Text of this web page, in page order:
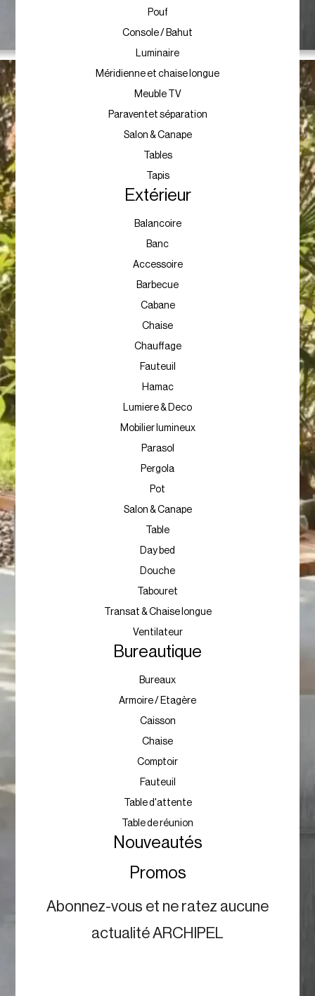
Pouf
Console / Bahut
Luminaire
Méridienne et chaise longue
Meuble TV
Paraventet séparation
Salon & Canape
Tables
Tapis
Extérieur
Balancoire
Banc
Accessoire
Barbecue
Cabane
Chaise
Chauffage
Fauteuil
Hamac
Lumiere & Deco
Mobilier lumineux
Parasol
Pergola
Pot
Salon & Canape
Table
Day bed
Douche
Tabouret
Transat & Chaise longue
Ventilateur
Bureautique
Bureaux
Armoire / Etagère
Caisson
Chaise
Comptoir
Fauteuil
Table d'attente
Table de réunion
Nouveautés
Promos
Abonnez-vous et ne ratez aucune
actualité ARCHIPEL